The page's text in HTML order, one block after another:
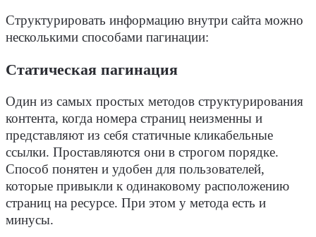
Структурировать информацию внутри сайта можно
несколькими способами пагинации:
Статическая пагинация
Один из самых простых методов структурирования
контента, когда номера страниц неизменны и
представляют из себя статичные кликабельные
ссылки. Проставляются они в строгом порядке.
Способ понятен и удобен для пользователей,
которые привыкли к одинаковому расположению
страниц на ресурсе. При этом у метода есть и
минусы.